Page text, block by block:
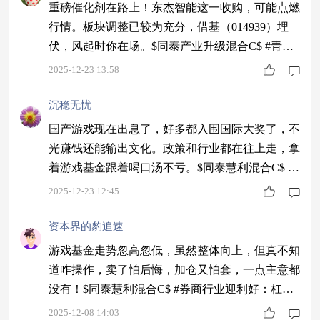
重磅催化剂在路上！东杰智能这一收购，可能点燃
行情。板块调整已较为充分，借基（014939）埋
伏，风起时你在场。$同泰产业升级混合C$ #青禾
创作计划#
2025-12-23 13:58
沉稳无忧
国产游戏现在出息了，好多都入围国际大奖了，不
光赚钱还能输出文化。政策和行业都在往上走，拿
着游戏基金跟着喝口汤不亏。$同泰慧利混合C$ #
【跨年坦白局】提问金梓才、陈果#
2025-12-23 12:45
资本界的豹追速
游戏基金走势忽高忽低，虽然整体向上，但真不知
道咋操作，卖了怕后悔，加仓又怕套，一点主意都
没有！$同泰慧利混合C$ #券商行业迎利好：杠杆
上限“松绑”#
2025-12-08 14:03